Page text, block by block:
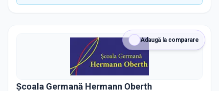
Adaugă la comparare
Școala Germană Hermann Oberth